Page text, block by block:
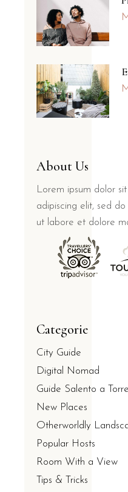
About Us
Lorem ipsum dolor
adipiscing elit, sed
ut labore et dolore
Categorie
City Guide
Digital Nomad
Guide Salento a
New Places
Otherworldly
Popular Hosts
Room With a View
Tips & Tricks